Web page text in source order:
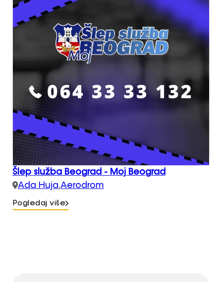
Šlep služba Beograd - Moj Beograd
Ada Huja,Aerodrom
Pogledaj više